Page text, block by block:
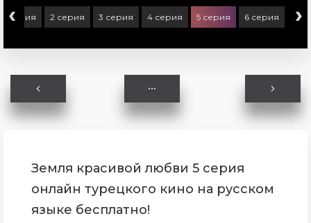
‹
1 серия 2 серия 3 серия 4 серия 5 серия 6 серия ›
Земля красивой любви 5 серия
онлайн турецкого кино на русском
языке бесплатно!